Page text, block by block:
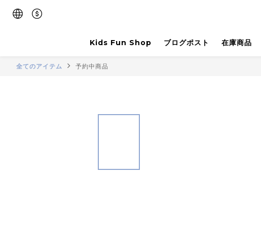
Kids Fun Shop ブログポスト 在庫商品
全てのアイテム 予約中商品